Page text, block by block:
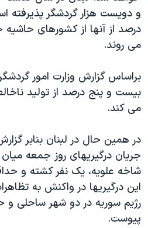
و دويست هزار گردشگر
درصد از آنها از کشورهای
می روند.
براساس گزارش وزارت امور
بيست و پنج درصد از توليد
می کند.
در همين حال در لبنان بنابر
جريان درگيريهای روز جمعه
اين درگيريها در واکنش به
رژيم سوريه در دو شهر ساحلی
پيوست.